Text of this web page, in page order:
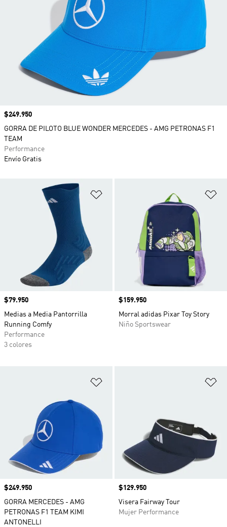
Añadir a la lista de deseos
Precio
$79.950
Medias a Media Pantorrilla
Running Comfy
Performance
3 colores
Precio
$159.950
Morral adidas Pixar Toy Story
Niño Sportswear
Precio
$249.950
GORRA MERCEDES - AMG
PETRONAS F1 TEAM KIMI
ANTONELLI
Precio
$129.950
Visera Fairway Tour
Mujer Performance
Precio
$249.950
GORRA DE PILOTO BLUE WONDER MERCEDES - AMG PETRONAS F1
TEAM
Performance
Envío Gratis